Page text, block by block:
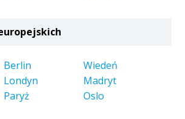
Berlin
Wiedeń
Londyn
Madryt
Paryż
Oslo